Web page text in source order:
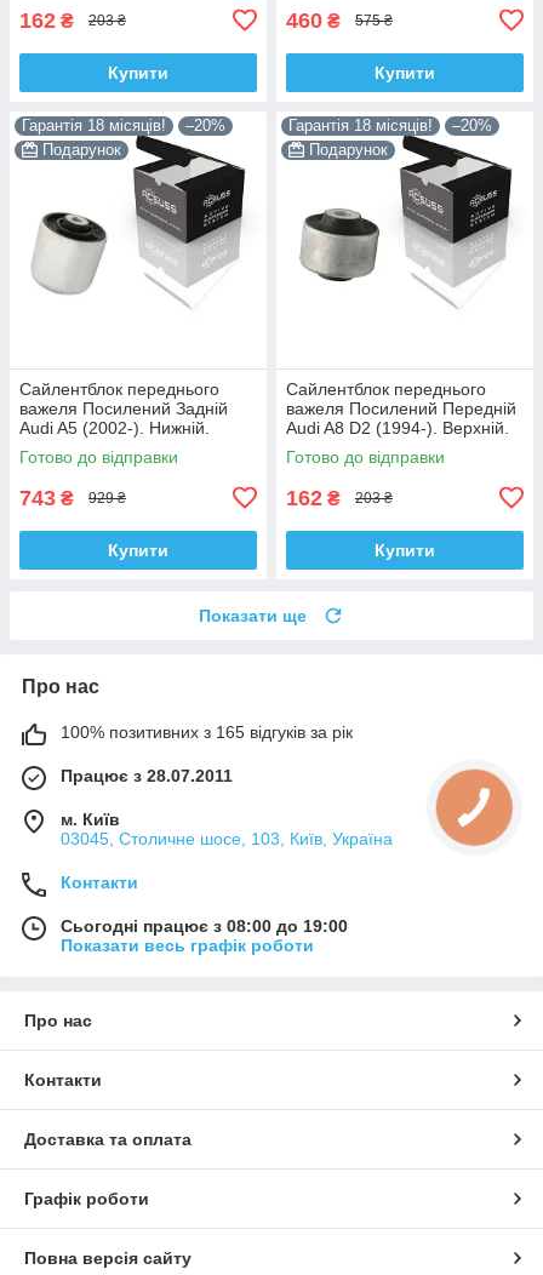
162 ₴ 203 ₴
Купити
460 ₴ 575 ₴
Купити
Гарантія 18 місяців!
–20%
Подарунок
Сайлентблок переднього
важеля Посилений Задній
Audi A5 (2002-). Нижній.
Корея ACSUSS! 4H0407183 ,
TD1247W , VKDS331074
Готово до відправки
743 ₴ 929 ₴
Купити
Гарантія 18 місяців!
–20%
Подарунок
Сайлентблок переднього
важеля Посилений Передній
Audi A8 D2 (1994-). Верхній.
Корея ACSUSS! 35379 ,
JBU138 , TD1062W
Готово до відправки
162 ₴ 203 ₴
Купити
Показати ще
Про нас
100% позитивних з 165 відгуків за рік
Працює з 28.07.2011
м. Київ
03045, Столичне шосе, 103, Київ, Україна
Контакти
Сьогодні працює з 08:00 до 19:00
Показати весь графік роботи
Про нас
Контакти
Доставка та оплата
Графік роботи
Повна версія сайту